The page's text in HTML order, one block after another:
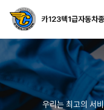
우리는 최고의 서